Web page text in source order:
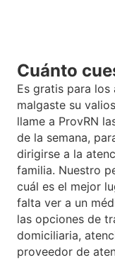
Cuánto
Es gratis para
malgaste su
llame a ProvRN
de la semana,
dirigirse a la
familia. Nuestro
cuál es el mejor
falta ver a un
las opciones de
domiciliaria,
proveedor de